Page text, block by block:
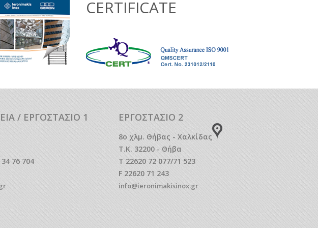
CERTIFICATE
/ ΕΡΓΟΣΤΑΣΙΟ 1
76 704
ΕΡΓΟΣΤΑΣΙΟ 2
8o χλμ. Θήβας - Χαλκίδας
Τ.Κ. 32200 - Θήβα
T 22620 72 077/71 523
F 22620 71 243
info@ieronimakisinox.gr